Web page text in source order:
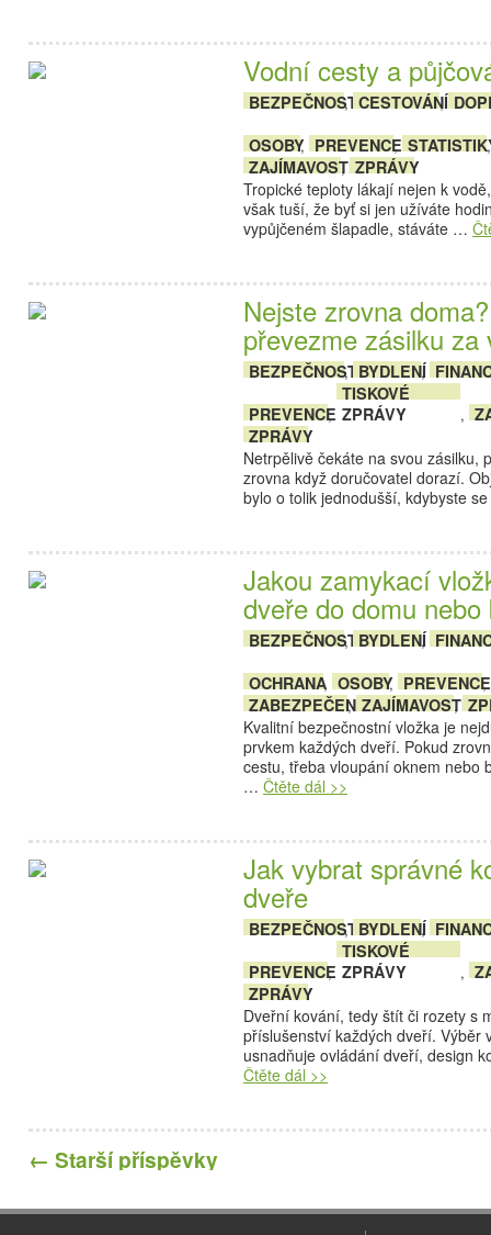
Vodní cesty a
BEZPEČNOST
, CESTOVÁNÍ
,
OSOBY, PREVENCE
,
ZAJÍMAVOSTI
, ZPRÁVY
Tropické teploty lákají nejen k
však tuší, že byť si jen užíváte
vypůjčeném šlapadle, stáváte …
Nejste zrovna
převezme zásilku za
BEZPEČNOST
, BYDLENÍ,
PREVENCE
,
TISKOVÉ
ZPRÁVY
,
ZPRÁVY
Netrpělivě čekáte na svou zásilku,
zrovna když doručovatel dorazí.
bylo o tolik jednodušší, kdybyste
Jakou zamykací
dveře do domu nebo
BEZPEČNOST
, BYDLENÍ,
OCHRANA, OSOBY, PREVENCE
,
ZABEZPEČENÍ
, ZAJÍMAVOSTI
,
Kvalitní bezpečnostní vložka je
prvkem každých dveří. Pokud
cestu, třeba vloupání oknem nebo
… Čtěte dál >>
Jak vybrat správné
dveře
BEZPEČNOST
, BYDLENÍ,
PREVENCE
,
TISKOVÉ
ZPRÁVY
,
ZPRÁVY
Dveřní kování, tedy štít či rozety s
příslušenství každých dveří. Výběr
usnadňuje ovládání dveří, design
Čtěte dál >>
← Starší příspěvky